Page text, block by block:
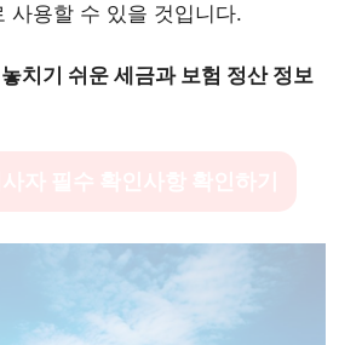
사용할 수 있을 것입니다.
치기 쉬운 세금과 보험 정산 정보